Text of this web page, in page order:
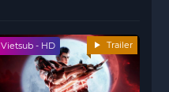
Vietsub - HD Trailer